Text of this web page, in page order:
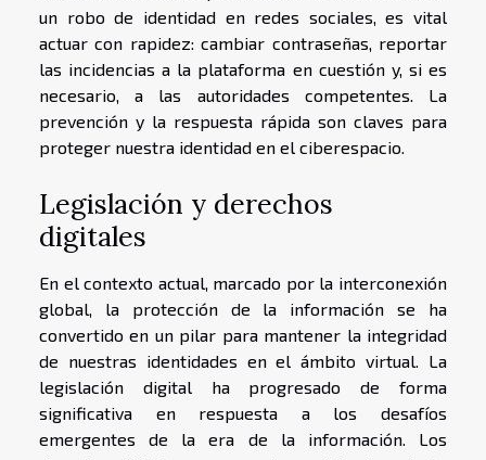
un robo de identidad en redes sociales, es vital
actuar con rapidez: cambiar contraseñas, reportar
las incidencias a la plataforma en cuestión y, si es
necesario, a las autoridades competentes. La
prevención y la respuesta rápida son claves para
proteger nuestra identidad en el ciberespacio.
Legislación y derechos
digitales
En el contexto actual, marcado por la interconexión
global, la protección de la información se ha
convertido en un pilar para mantener la integridad
de nuestras identidades en el ámbito virtual. La
legislación digital ha progresado de forma
significativa en respuesta a los desafíos
emergentes de la era de la información. Los